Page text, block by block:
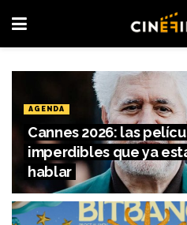
AGENDA
Cannes 2026: las
imperdibles que ya
hablar